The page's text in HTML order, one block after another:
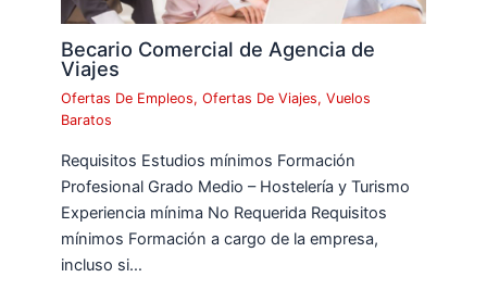
Becario Comercial de Agencia de
Viajes
Ofertas De Empleos,Ofertas De Viajes,Vuelos
Baratos
Requisitos Estudios mínimos Formación
Profesional Grado Medio – Hostelería y Turismo
Experiencia mínima No Requerida Requisitos
mínimos Formación a cargo de la empresa,
incluso si…